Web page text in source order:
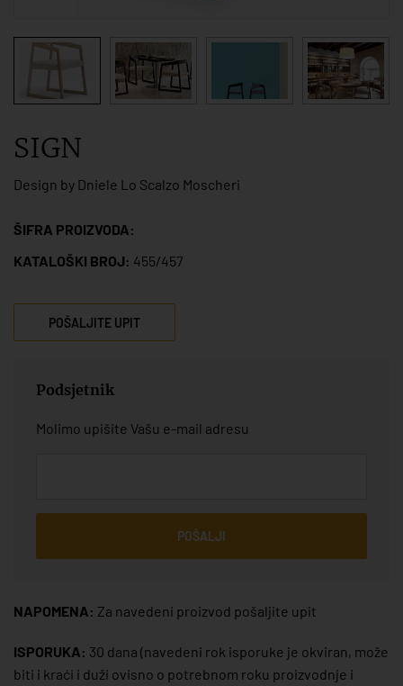
SIGN
Design by Dniele Lo Scalzo Moscheri
ŠIFRA PROIZVODA:
KATALOŠKI BROJ: 455/457
POŠALJITE UPIT
Podsjetnik
Molimo upišite Vašu e-mail adresu
POŠALJI
NAPOMENA: Za navedeni proizvod pošaljite upit
ISPORUKA: 30 dana (navedeni rok isporuke je okviran, može
biti i kraći i duži ovisno o potrebnom roku proizvodnje i